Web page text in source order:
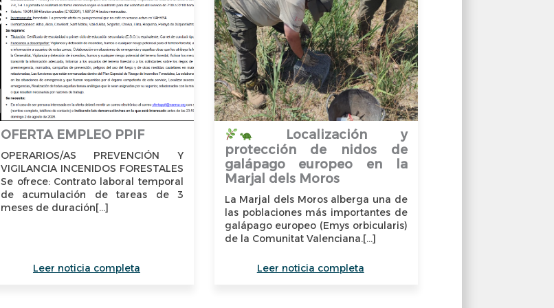
Aves de Ribera ruta interpretativa
Parc Natural del Túria, Valencia
12/09/2026 - 09:00
Ver más
Inauguración de la ruta azul - Ruta /
itinerario
Inauguración de la ruta azul
Parc Natural del Túria, Valencia
OFERTA EMPLEO PPIF
OPERARIOS/AS PREVENCIÓN Y
VIGILANCIA INCENIDOS FORESTALES
Se ofrece: Contrato laboral temporal
de acumulación de tareas de 3
meses de duración[...]
Leer noticia completa
Localización y
protección de nidos de
galápago europeo en la
Marjal dels Moros
La Marjal dels Moros alberga una de
las poblaciones más importantes de
galápago europeo (Emys orbicularis)
de la Comunitat Valenciana.[...]
Leer noticia completa